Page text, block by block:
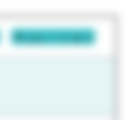
キュレーション